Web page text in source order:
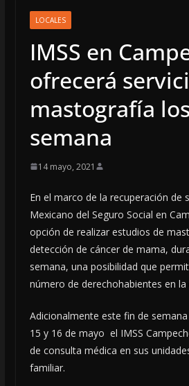
LOCALES
IMSS en
ofrecerá
mastografía
semana
14 mayo, 2021
En el marco de la recuperación de
Mexicano del Seguro Social en
opción de realizar estudios de
detección de cáncer de mama,
semana, una posibilidad que
número de derechohabientes en la
Adicionalmente este fin de
15 y 16 de mayo el IMSS
de consulta médica en sus
familiar.